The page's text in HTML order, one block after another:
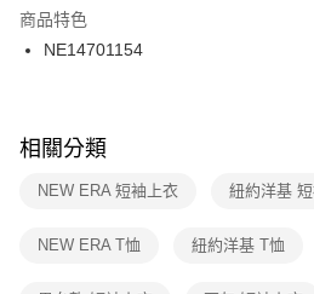
２．訂單成立數日內，您將收到繳費通知簡
３．收到繳費通知簡訊後14天內，點擊此簡
ATM／網路銀行／等多元方式進行付款，方
※ 交易是否成功請以「AFTEE先享後付 」
是否繳費成功／繳費後需取消欲退款等相關
客戶支援中心」https://
１．透過由恩沛科技股份有限公司提供之「
付款後門市自取
每筆NT$100，滿NT$1,500(含以上)免
商品特色
NE14701154
相關分類
NEW ERA 短袖上衣 紐約洋基
NEW ERA T恤 紐約洋基 T恤